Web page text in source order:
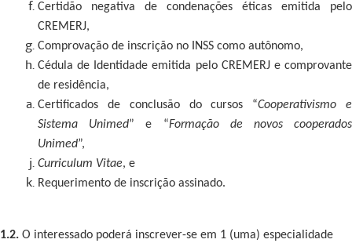
Certidão negativa de condenações éticas emitida pelo
CREMERJ,
Comprovação de inscrição no INSS como autônomo,
Cédula de Identidade emitida pelo CREMERJ e comprovante
de residência,
Certificados de conclusão do cursos “Cooperativismo e
Sistema Unimed” e “Formação de novos cooperados
Unimed”,
Curriculum Vitae, e
Requerimento de inscrição assinado.
1.2. O interessado poderá inscrever-se em 1 (uma) especialidade